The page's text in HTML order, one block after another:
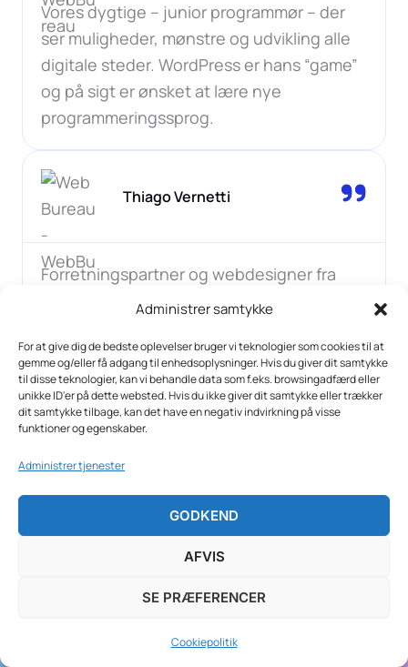
Administrer samtykke
For at give dig de bedste oplevelser bruger vi teknologier som cookies til at
gemme og/eller få adgang til enhedsoplysninger. Hvis du giver dit samtykke
til disse teknologier, kan vi behandle data som f.eks. browsingadfærd eller
unikke ID'er på dette websted. Hvis du ikke giver dit samtykke eller trækker
dit samtykke tilbage, kan det have en negativ indvirkning på visse
funktioner og egenskaber.
Administrer tjenester
GODKEND
AFVIS
SE PRÆFERENCER
Cookiepolitik
Vores dygtige – junior programmør – der
ser muligheder, mønstre og udvikling alle
digitale steder. WordPress er hans “game”
og på sigt er ønsket at lære nye
programmeringssprog.
Thiago Vernetti
Forretningspartner og webdesigner fra
Brasilien. Thiago har været det grafiske
fleste af vores hjemmesider og webshops.
Kontakt os i dag for at snakke om dine digitale
samarbejdspartner for skræddersyede